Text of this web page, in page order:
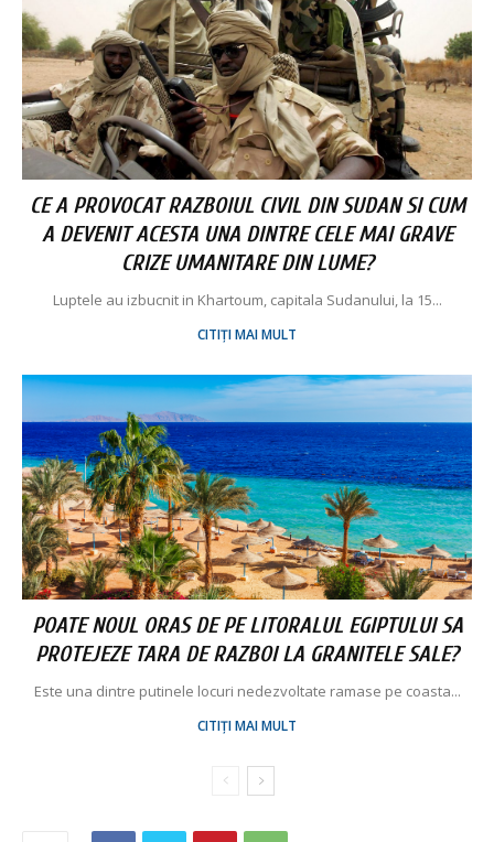
CE A PROVOCAT RAZBOIUL CIVIL DIN SUDAN SI CUM
A DEVENIT ACESTA UNA DINTRE CELE MAI GRAVE
CRIZE UMANITARE DIN LUME?
Luptele au izbucnit in Khartoum, capitala Sudanului, la 15...
CITIȚI MAI MULT
POATE NOUL ORAS DE PE LITORALUL EGIPTULUI SA
PROTEJEZE TARA DE RAZBOI LA GRANITELE SALE?
Este una dintre putinele locuri nedezvoltate ramase pe coasta...
CITIȚI MAI MULT